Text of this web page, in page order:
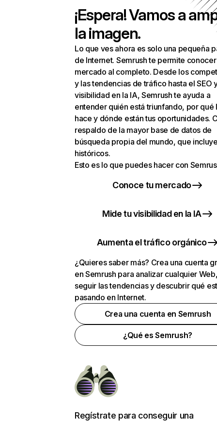
¡Espera! Vamos a
la imagen.
Lo que ves ahora es solo una pequeña
de Internet. Semrush te permite
mercado al completo. Desde los
y las tendencias de tráfico hasta el SEO
visibilidad en la IA, Semrush te ayuda a
entender quién está triunfando, por qué
hace y dónde están tus oportunidades.
respaldo de la mayor base de datos de
búsqueda propia del mundo, que
históricos.
Esto es lo que puedes hacer con
Conoce tu mercado
Mide tu visibilidad en la IA
Aumenta el tráfico orgánico
¿Quieres saber más? Crea una cuenta
en Semrush para analizar cualquier
seguir las tendencias y descubrir qué
pasando en Internet.
Crea una cuenta en Semrush
¿Qué es Semrush?
Regístrate para conseguir una